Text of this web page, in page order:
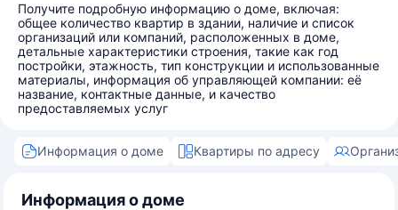
Получите подробную информацию о доме, включая:
общее количество квартир в здании, наличие и список
организаций или компаний, расположенных в доме,
детальные характеристики строения, такие как год
постройки, этажность, тип конструкции и использованные
материалы, информация об управляющей компании: её
название, контактные данные, и качество
предоставляемых услуг
Информация о доме Квартиры по адресу
Информация о доме